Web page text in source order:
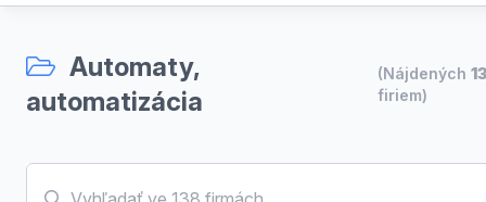
Automaty,
automatizácia
(Nájdených
firiem)